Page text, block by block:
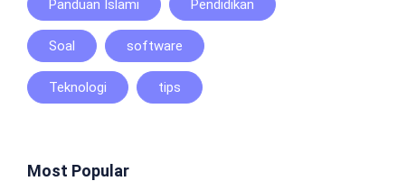
Panduan Islami Pendidikan
Soal software
Teknologi tips
Most Popular